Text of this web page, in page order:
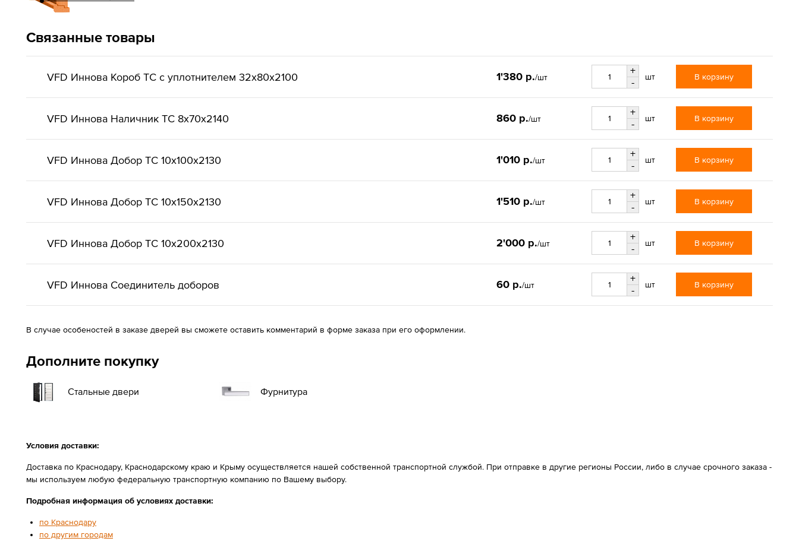
Связанные товары
VFD Иннова Короб ТС с уплотнителем 32x80x2100 1'380 р./шт
+
-
шт В корзину
VFD Иннова Наличник ТС 8x70x2140 860 р./шт
+
-
шт В корзину
VFD Иннова Добор ТС 10x100x2130 1'010 р./шт
+
-
шт В корзину
VFD Иннова Добор ТС 10x150x2130 1'510 р./шт
+
-
шт В корзину
VFD Иннова Добор ТС 10x200x2130 2'000 р./шт
+
-
шт В корзину
VFD Иннова Соединитель доборов 60 р./шт
+
-
шт В корзину
В случае особеностей в заказе дверей вы сможете оставить комментарий в форме заказа при его оформлении.
Дополните покупку
Стальные двери Фурнитура
Условия доставки:
Доставка по Краснодару, Краснодарскому краю и Крыму осуществляется нашей собственной транспортной службой. При отправке в другие регионы России, либо в случае срочного заказа -
мы используем любую федеральную транспортную компанию по Вашему выбору.
Подробная информация об условиях доставки:
по Краснодару
по другим городам